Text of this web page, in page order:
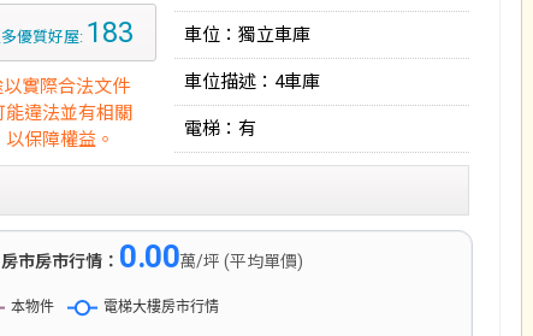
優質好屋: 183
實際合法文件
違法並有相關
保障權益。
車位：獨立車庫
車位描述：4車庫
電梯：有
房市房市行情： 0.00萬/坪 (平均單價)